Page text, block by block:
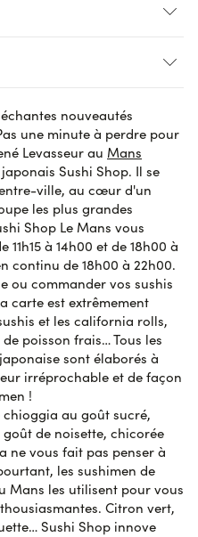
AVIS VÉRIFIÉ
AVIS VÉRIFIÉ
il a trouvé la quantité
délicieux
AVIS VÉRIFIÉ
courageux.
AVIS VÉRIFIÉ
nouveautés
une minute à perdre pour
Levasseur au Mans
Sushi Shop. Il se
ville, au cœur d'un
les plus grandes
Shop Le Mans vous
à 14h00 et de 18h00 à
continu de 18h00 à 22h00.
ou commander vos sushis
carte est extrêmement
et les california rolls,
poisson frais… Tous les
sont élaborés à
irréprochable et de façon
!
chioggia au goût sucré,
de noisette, chicorée
ne vous fait pas penser à
les sushimen de
Mans les utilisent pour vous
Citron vert,
Sushi Shop innove